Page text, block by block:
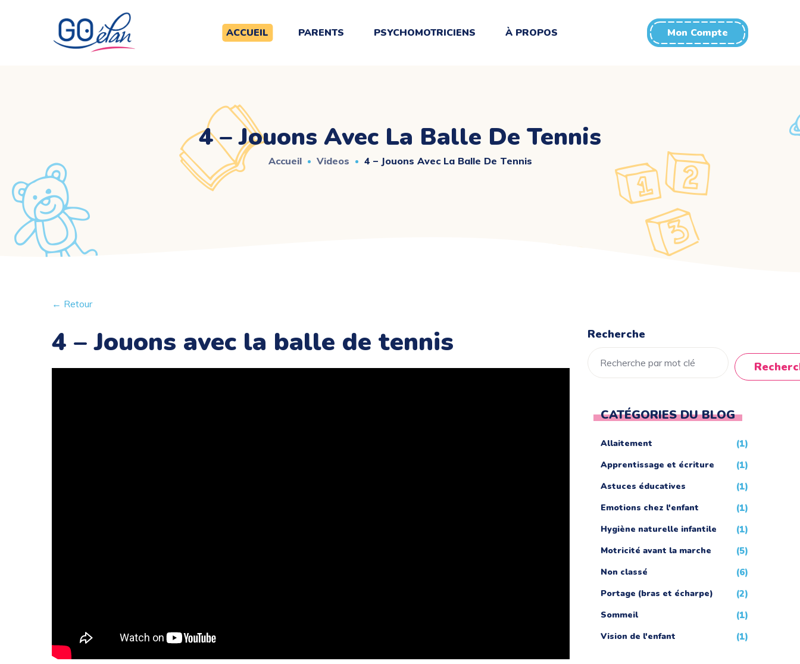
ACCUEIL PARENTS PSYCHOMOTRICIENS À PROPOS Mon Compte
4 – Jouons Avec La Balle De Tennis
Accueil Videos 4 – Jouons Avec La Balle De Tennis
← Retour
4 – Jouons avec la balle de tennis Recherche
CATÉGORIES DU BLOG
Allaitement (1)
Apprentissage et écriture (1)
Astuces éducatives (1)
Emotions chez l'enfant (1)
Hygiène naturelle infantile (1)
Motricité avant la marche (5)
Non classé (6)
Portage (bras et écharpe) (2)
Sommeil (1)
Vision de l'enfant (1)